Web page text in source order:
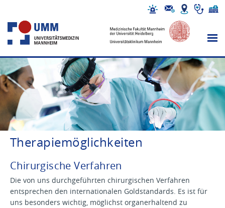
Therapiemöglichkeiten
Chirurgische Verfahren
Die von uns durchgeführten chirurgischen Verfahren
entsprechen den internationalen Goldstandards. Es ist für
uns besonders wichtig, möglichst organerhaltend zu